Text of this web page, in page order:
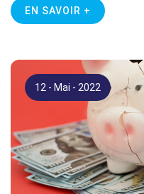
EN SAVOIR +
12 - Mai - 2022